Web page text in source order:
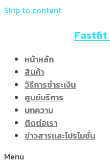
Skip to content
Fastfit
หน้าหลัก
สินค้า
วิธีการชำระเงิน
ศูนย์บริการ
บทความ
ติดต่อเรา
ข่าวสารเเละโปรโมชั่น
Menu